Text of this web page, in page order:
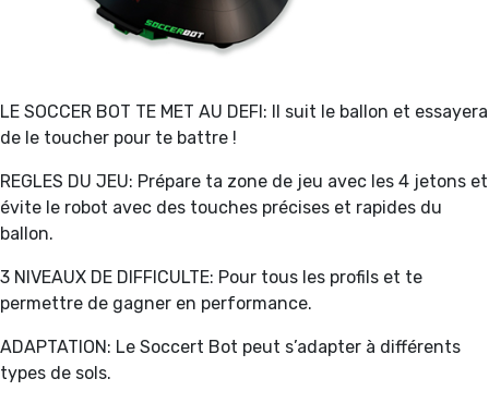
LE SOCCER BOT TE MET AU DEFI: Il suit le ballon et essayera
de le toucher pour te battre !
REGLES DU JEU: Prépare ta zone de jeu avec les 4 jetons et
évite le robot avec des touches précises et rapides du
ballon.
3 NIVEAUX DE DIFFICULTE: Pour tous les profils et te
permettre de gagner en performance.
ADAPTATION: Le Soccert Bot peut s’adapter à différents
types de sols.